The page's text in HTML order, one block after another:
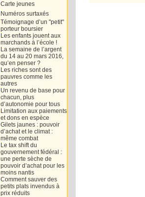
Carte jeunes
Numéros surtaxés
Témoignage d’un "petit"
porteur boursier
Les enfants jouent aux
marchands à l’école !
La semaine de l’argent
du 14 au 20 mars 2016,
qu’en penser ?
Les riches sont des
pauvres comme les
autres
Un revenu de base pour
chacun, plus
d’autonomie pour tous
Limitation aux paiements
et dons en espèce
Gilets jaunes : pouvoir
d’achat et le climat :
même combat
Le tax shift du
gouvernement fédéral :
une perte sèche de
pouvoir d’achat pour les
moins nantis
Comment sauver des
petits plats invendus à
prix réduits